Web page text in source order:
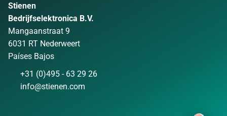
Stienen
Bedrijfselektronica B.V.
Mangaanstraat 9
6031 RT Nederweert
Países Bajos
+31 (0)495 - 63 29 26
info@stienen.com